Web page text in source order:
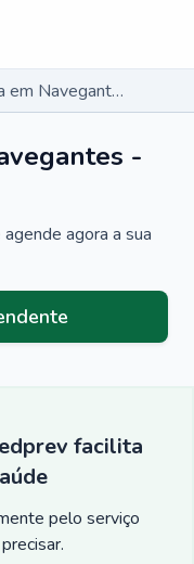
Cardiologista em Navegantes - SC
-
agora a sua
facilita
pelo serviço